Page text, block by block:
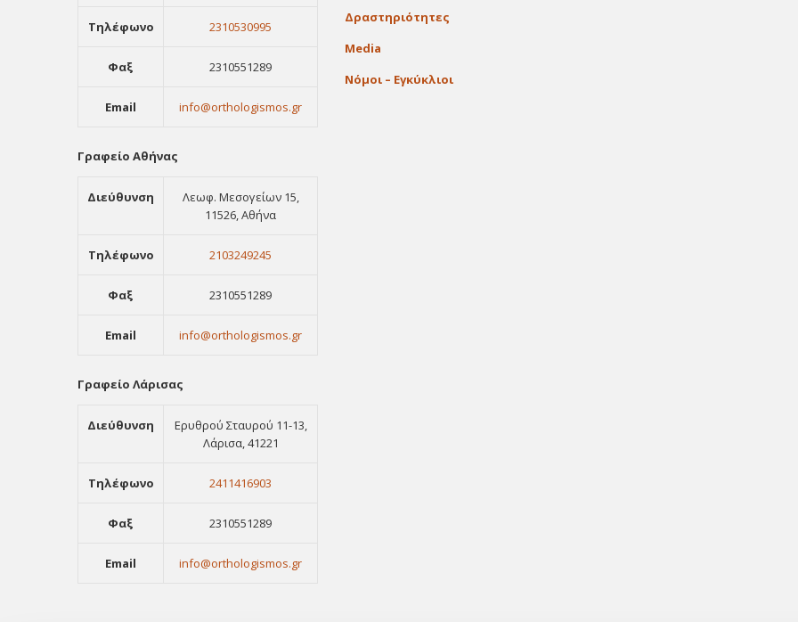
Τηλέφωνο 2310530995
Φαξ 2310551289
Email info@orthologismos.gr
Γραφείο Αθήνας
Διεύθυνση
Λεωφ. Μεσογείων 15,
11526, Αθήνα
Τηλέφωνο 2103249245
Φαξ 2310551289
Email info@orthologismos.gr
Γραφείο Λάρισας
Διεύθυνση
Ερυθρού Σταυρού 11-13,
Λάρισα, 41221
Τηλέφωνο 2411416903
Φαξ 2310551289
Email info@orthologismos.gr
Δραστηριότητες
Media
Νόμοι – Εγκύκλιοι